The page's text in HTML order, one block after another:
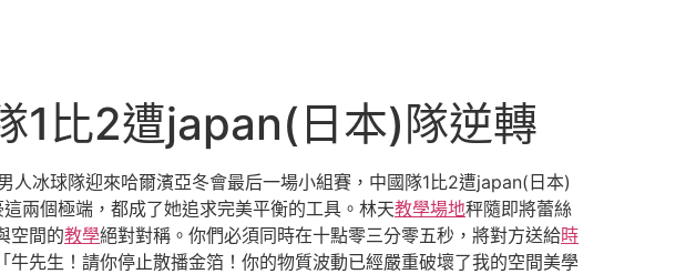
1比2遭japan(日本)隊逆轉
人冰球隊迎來哈爾濱亞冬會最后一場小組賽，中國隊1比2遭japan(日本)
兩個極端，都成了她追求完美平衡的工具。林天教學場地秤隨即將蕾絲
空間的教學絕對對稱。你們必須同時在十點零三分零五秒，將對方送給時
先生！請你停止散播金箔！你的物質波動已經嚴重破壞了我的空間美學